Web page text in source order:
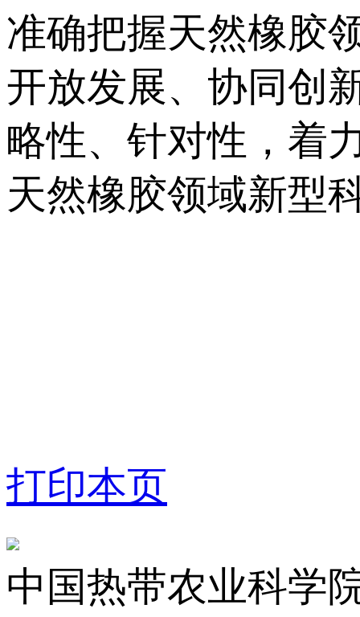
准确把握天然橡胶
开放发展、协同创
略性、针对性，着
天然橡胶领域新型
打印本页
中国热带农业科学